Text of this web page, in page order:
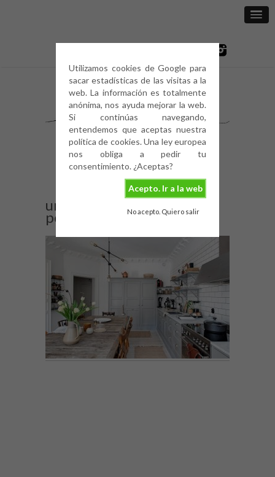
Utilizamos cookies de Google para
sacar estadísticas de las visitas a la
web. La información es totalmente
anónima, nos ayuda mejorar la web.
Si continúas navegando,
entendemos que aceptas nuestra
política de cookies. Una ley europea
nos obliga a pedir tu
consentimiento. ¿Aceptas?
Acepto. Ir a la web
No acepto. Quiero salir
una-cocina-llena-de-
personalidad-3